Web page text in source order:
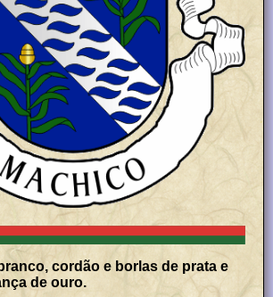
cordão e borlas de prata e
de ouro.